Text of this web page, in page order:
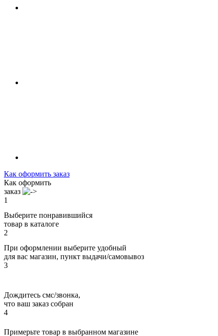
Как оформить заказ
Как оформить
заказ
1
Выберите понравившийся
товар в каталоге
2
При оформлении выберите удобный
для вас магазин, пункт выдачи/самовывоз
3
Дождитесь смс/звонка,
что ваш заказ собран
4
Примерьте товар в выбранном магазине